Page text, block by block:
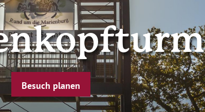
Besuch planen